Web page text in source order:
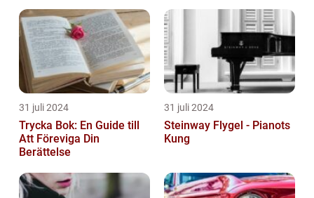
31 juli 2024
Trycka Bok: En Guide till
Att Föreviga Din
Berättelse
31 juli 2024
Steinway Flygel - Pianots
Kung